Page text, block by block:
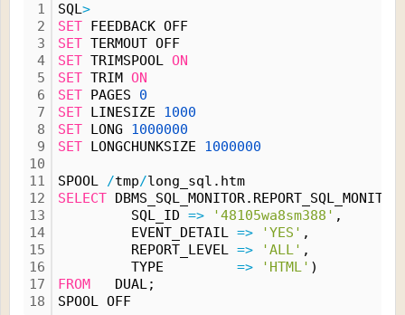
1
2
3
4
5
6
7
8
9
10
11
12
13
14
15
16
17
18
SQL>
SET FEEDBACK OFF
SET TERMOUT OFF
SET TRIMSPOOL ON
SET TRIM ON
SET PAGES 0
SET LINESIZE 1000
SET LONG 1000000
SET LONGCHUNKSIZE 1000000
SPOOL /tmp/long_sql.htm
SELECT
SQL_ID => '48105wa8sm388' ,
EVENT_DETAIL => 'YES' ,
REPORT_LEVEL => 'ALL' ,
TYPE => 'HTML' )
FROM DUAL;
SPOOL OFF